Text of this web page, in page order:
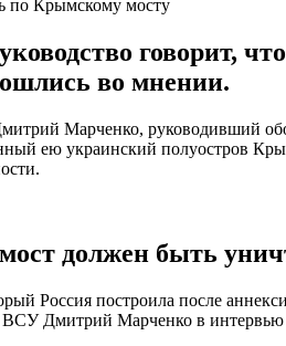
по Крымскому мосту
говорит,
во мнении.
Марченко, руководивший
ею украинский полуостров
должен быть
Россия построила после
ВСУ Дмитрий Марченко в